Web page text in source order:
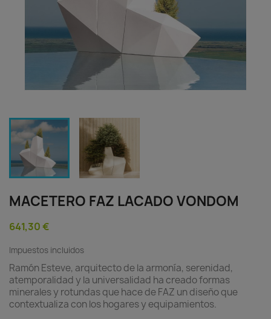
MACETERO FAZ LACADO VONDOM
641,30 €
Impuestos incluidos
Ramón Esteve, arquitecto de la armonía, serenidad,
atemporalidad y la universalidad ha creado formas
minerales y rotundas que hace de FAZ un diseño que
contextualiza con los hogares y equipamientos.